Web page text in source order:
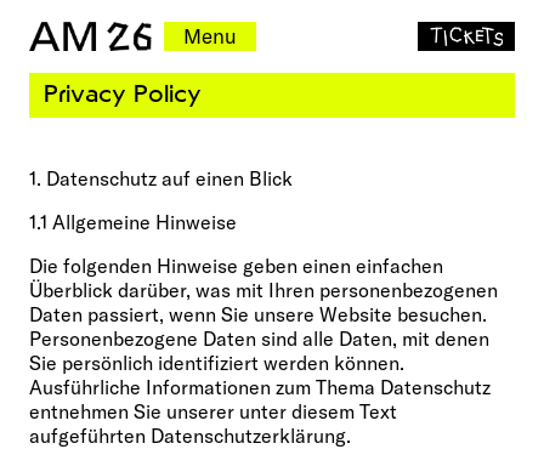
Menu
Privacy Policy
1. Datenschutz auf einen Blick
1.1 Allgemeine Hinweise
Die folgenden Hinweise geben einen einfachen
Überblick darüber, was mit Ihren personenbezogenen
Daten passiert, wenn Sie unsere Website besuchen.
Personenbezogene Daten sind alle Daten, mit denen
Sie persönlich identifiziert werden können.
Ausführliche Informationen zum Thema Datenschutz
entnehmen Sie unserer unter diesem Text
aufgeführten Datenschutzerklärung.